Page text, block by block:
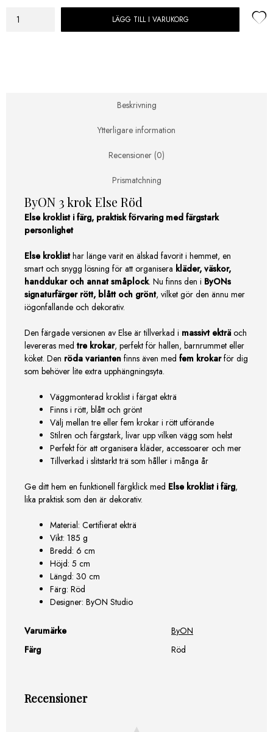
ByON
LÄGG TILL I VARUKORG
Beskrivning
Ytterligare information
Recensioner (0)
Prismatchning
ByON 3 krok Else Röd
Else kroklist i färg, praktisk förvaring med färgstark
personlighet
Else kroklisthar länge varit en älskad favorit i hemmet, en
smart och snygg lösning för att organisera kläder, väskor,
handdukar och annat småplock. Nu finns den i ByONs
signaturfärger rött, blått och grönt, vilket gör den ännu mer
iögonfallande och dekorativ.
Den färgade versionen av Else är tillverkad i massivt ekträoch
levereras med tre krokar, perfekt för hallen, barnrummet eller
köket. Den röda varianten finns även med fem krokarför dig
som behöver lite extra upphängningsyta.
Väggmonterad kroklist i färgat ekträ
Finns i rött, blått och grönt
Välj mellan tre eller fem krokar i rött utförande
Stilren och färgstark, livar upp vilken vägg som helst
Perfekt för att organisera kläder, accessoarer och mer
Tillverkad i slitstarkt trä som håller i många år
Ge ditt hem en funktionell färgklick med Else kroklist i färg,
lika praktisk som den är dekorativ.
Material: Certifierat ekträ
Vikt: 185 g
Bredd: 6 cm
Höjd: 5 cm
Längd: 30 cm
Färg: Röd
Designer: ByON Studio
Varumärke
ByON
Färg
Röd
Recensioner